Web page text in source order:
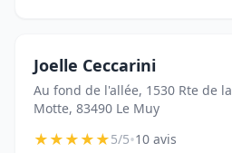
Joelle Ceccarini
Au fond de l'allée, 1530 Rte de la
Motte, 83490 Le Muy
★★★★★5/5•10 avis